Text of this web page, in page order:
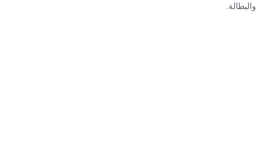
والبطالة.